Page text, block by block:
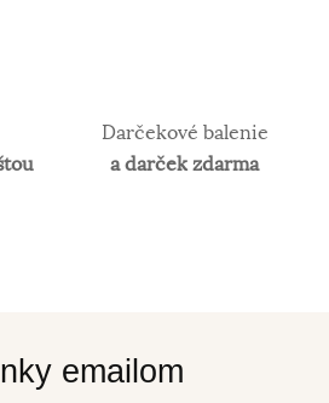
Darčekové balenie
a darček zdarma
emailom